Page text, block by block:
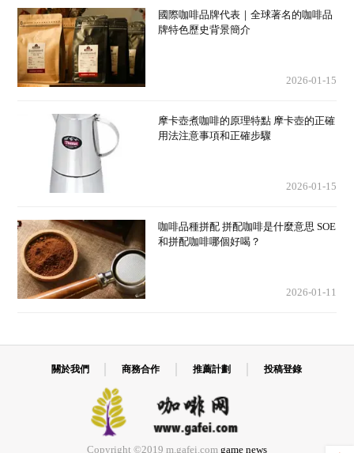
國際咖啡品牌代表｜全球著名的咖啡品
牌特色歷史背景簡介
2026-01-15
摩卡壺煮咖啡的原理特點 摩卡壺的正確
用法注意事項和正確步驟
2026-01-15
咖啡品種拼配 拼配咖啡是什麼意思 SOE
和拼配咖啡哪個好喝？
2026-01-11
關於我們 商務合作 推薦計劃 投稿登錄
Copyright ©2019 m.gafei.com game news